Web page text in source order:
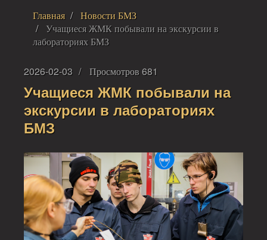
Главная
Новости БМЗ
Учащиеся ЖМК побывали на экскурсии в
лабораториях БМЗ
2026-02-03 Просмотров 681
Учащиеся ЖМК побывали на
экскурсии в лабораториях
БМЗ